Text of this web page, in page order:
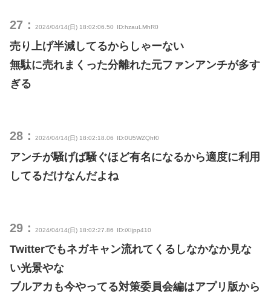
27： 2024/04/14(日) 18:02:06.50 ID:hzauLMhR0
売り上げ半減してるからしゃーない
無駄に売れまくった分離れた元ファンアンチが多す
ぎる
28： 2024/04/14(日) 18:02:18.06 ID:0U5WZQhf0
アンチが騒げば騒ぐほど有名になるから適度に利用
してるだけなんだよね
29： 2024/04/14(日) 18:02:27.86 ID:iXIjpp410
Twitterでもネガキャン流れてくるしなかなか見な
い光景やな
ブルアカも今やってる対策委員会編はアプリ版から